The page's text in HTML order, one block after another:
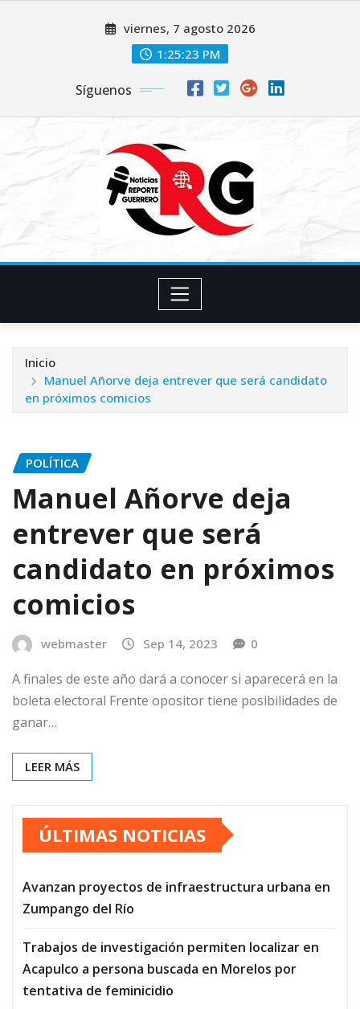
viernes, 7 agosto 2026
1:25:23 PM
Síguenos
Inicio
Manuel Añorve deja entrever que será candidato
en próximos comicios
POLÍTICA
Manuel Añorve deja
entrever que será
candidato en próximos
comicios
webmaster Sep 14, 2023 0
A finales de este año dará a conocer si aparecerá en la
boleta electoral Frente opositor tiene posibilidades de
ganar…
LEER MÁS
ÚLTIMAS NOTICIAS
Avanzan proyectos de infraestructura urbana en
Zumpango del Río
Trabajos de investigación permiten localizar en
Acapulco a persona buscada en Morelos por
tentativa de feminicidio